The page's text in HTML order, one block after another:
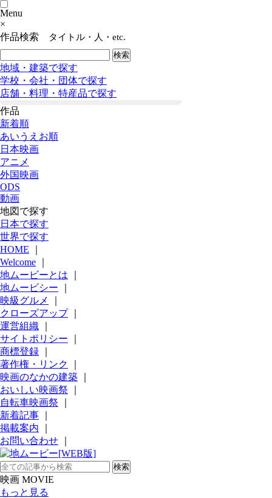
Menu
×
作品検索
タイトル・人・etc.
地域・建築で探す
学校・会社・団体で探す
店舗・料理・特産品で探す
作品
新着順
あいうえお順
日本映画
アニメ
外国映画
ODS
動画
地図で探す
日本で探す
世界で探す
HOME
Welcome
地ムービーとは
地ムービシー
映級グルメ
クローズアップ｜
運営組織
サイトポリシー
商標登録
著作権・リンク
映画のなかの建築
おいしい映画祭
自転車映画祭
新着記事
掲載案内
お問い合わせ
映画 MOVIE
もっと見る